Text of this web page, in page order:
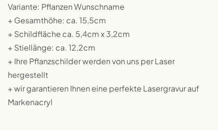
Variante: Pflanzen Wunschname
+ Gesamthöhe: ca. 15,5cm
+ Schildfläche ca. 5,4cm x 3,2cm
+ Stiellänge: ca. 12,2cm
+ Ihre Pflanzschilder werden von uns per Laser
hergestellt
+ wir garantieren Ihnen eine perfekte Lasergravur auf
Markenacryl